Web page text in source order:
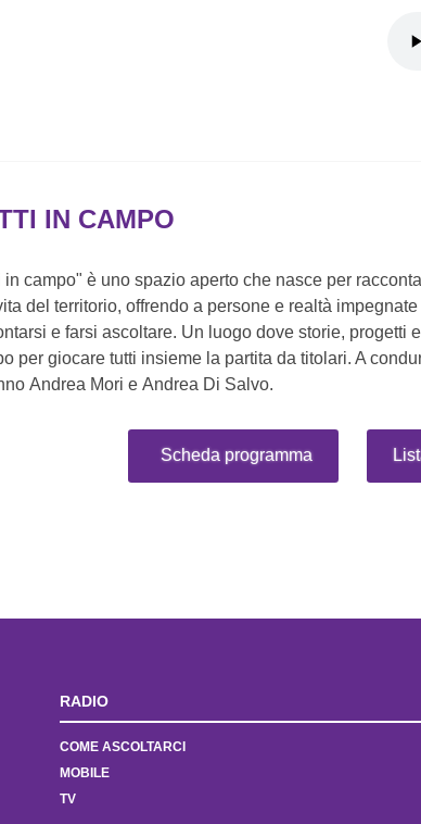
IN CAMPO
in campo" è uno spazio aperto che nasce per
del territorio, offrendo a persone e realtà
e farsi ascoltare. Un luogo dove storie, progetti
per giocare tutti insieme la partita da titolari. A
Andrea Mori e Andrea Di Salvo.
Scheda programma
RADIO
COME ASCOLTARCI
MOBILE
TV